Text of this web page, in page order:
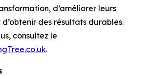
d’améliorer leurs
des résultats durables.
consultez le
.